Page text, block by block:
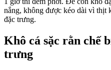
nắng, không được kéo dài vì thịt
đặc trưng.
Khô cá sặc rằn chế
trưng